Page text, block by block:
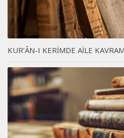
KUR’ÂN-I KERİMDE AİLE